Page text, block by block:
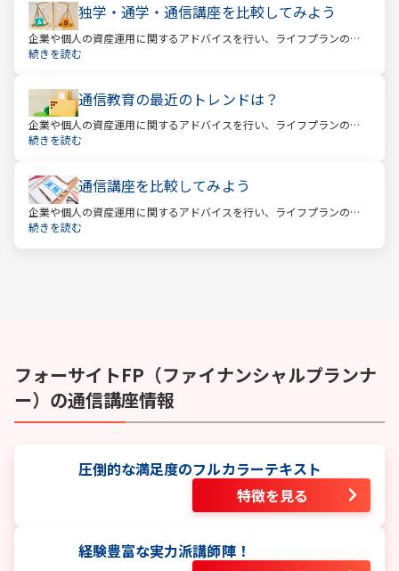
独学・通学・通信講座を比較してみよう
企業や個人の資産運用に関するアドバイスを行い、ライフプランの設
計を提案するファイナンシャルプランナー。
続きを読む
通信教育の最近のトレンドは？
企業や個人の資産運用に関するアドバイスを行い、ライフプランの設
計を提案するファイナンシャルプランナー。
続きを読む
通信講座を比較してみよう
企業や個人の資産運用に関するアドバイスを行い、ライフプランの設
計を提案するファイナンシャルプランナー。
続きを読む
フォーサイトFP（ファイナンシャルプランナ
ー） の通信講座情報
圧倒的な満足度のフルカラーテキスト
特徴を見る
経験豊富な実力派講師陣！